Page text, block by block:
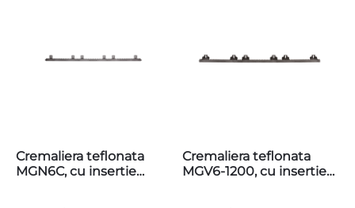
Cremaliera teflonata
MGN6C, cu insertie
Cremaliera teflonata
MGV6-1200, cu insertie